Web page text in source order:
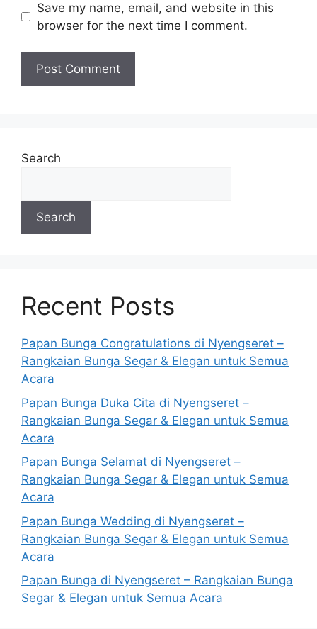
Save my name, email, and website in this
browser for the next time I comment.
Search
Search
Recent Posts
Papan Bunga Congratulations di Nyengseret –
Rangkaian Bunga Segar & Elegan untuk Semua
Acara
Papan Bunga Duka Cita di Nyengseret –
Rangkaian Bunga Segar & Elegan untuk Semua
Acara
Papan Bunga Selamat di Nyengseret –
Rangkaian Bunga Segar & Elegan untuk Semua
Acara
Papan Bunga Wedding di Nyengseret –
Rangkaian Bunga Segar & Elegan untuk Semua
Acara
Papan Bunga di Nyengseret – Rangkaian Bunga
Segar & Elegan untuk Semua Acara